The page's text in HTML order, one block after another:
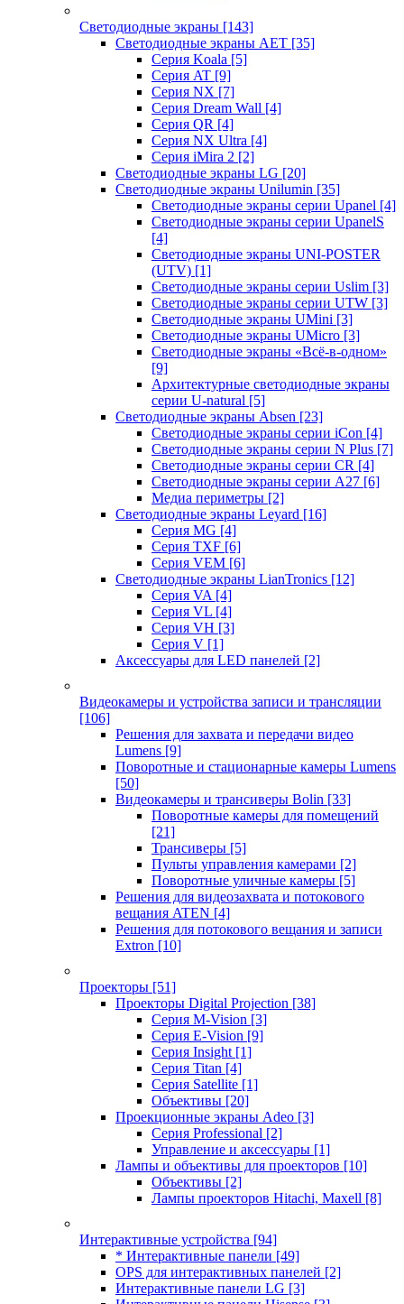
Светодиодные экраны [143]
Светодиодные экраны AET [35]
Cерия Koala [5]
Серия AT [9]
Серия NX [7]
Серия Dream Wall [4]
Серия QR [4]
Серия NX Ultra [4]
Серия iMira 2 [2]
Светодиодные экраны LG [20]
Светодиодные экраны Unilumin [35]
Светодиодные экраны серии Upanel [4]
Светодиодные экраны серии UpanelS
[4]
Светодиодные экраны UNI-POSTER
(UTV) [1]
Светодиодные экраны серии Uslim [3]
Светодиодные экраны серии UTW [3]
Светодиодные экраны UMini [3]
Светодиодные экраны UMicro [3]
Светодиодные экраны «Всё-в-одном»
[9]
Архитектурные светодиодные экраны
серии U-natural [5]
Светодиодные экраны Absen [23]
Светодиодные экраны серии iCon [4]
Светодиодные экраны серии N Plus [7]
Светодиодные экраны серии CR [4]
Светодиодные экраны серии А27 [6]
Медиа периметры [2]
Светодиодные экраны Leyard [16]
Серия MG [4]
Серия TXF [6]
Серия VEM [6]
Светодиодные экраны LianTronics [12]
Серия VA [4]
Серия VL [4]
Серия VH [3]
Серия V [1]
Аксессуары для LED панелей [2]
Видеокамеры и устройства записи и трансляции
[106]
Решения для захвата и передачи видео
Lumens [9]
Поворотные и стационарные камеры Lumens
[50]
Видеокамеры и трансиверы Bolin [33]
Поворотные камеры для помещений
[21]
Трансиверы [5]
Пульты управления камерами [2]
Поворотные уличные камеры [5]
Решения для видеозахвата и потокового
вещания ATEN [4]
Решения для потокового вещания и записи
Extron [10]
Проекторы [51]
Проекторы Digital Projection [38]
Серия M-Vision [3]
Серия E-Vision [9]
Серия Insight [1]
Серия Titan [4]
Серия Satellite [1]
Объективы [20]
Проекционные экраны Adeo [3]
Серия Professional [2]
Управление и аксессуары [1]
Лампы и объективы для проекторов [10]
Объективы [2]
Лампы проекторов Hitachi, Maxell [8]
Интерактивные устройства [94]
* Интерактивные панели [49]
OPS для интерактивных панелей [2]
Интерактивные панели LG [3]